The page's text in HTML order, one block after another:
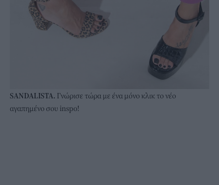
SANDALISTA. Γνώρισε τώρα με ένα μόνο κλικτο νέο
αγαπημένο σου inspo!